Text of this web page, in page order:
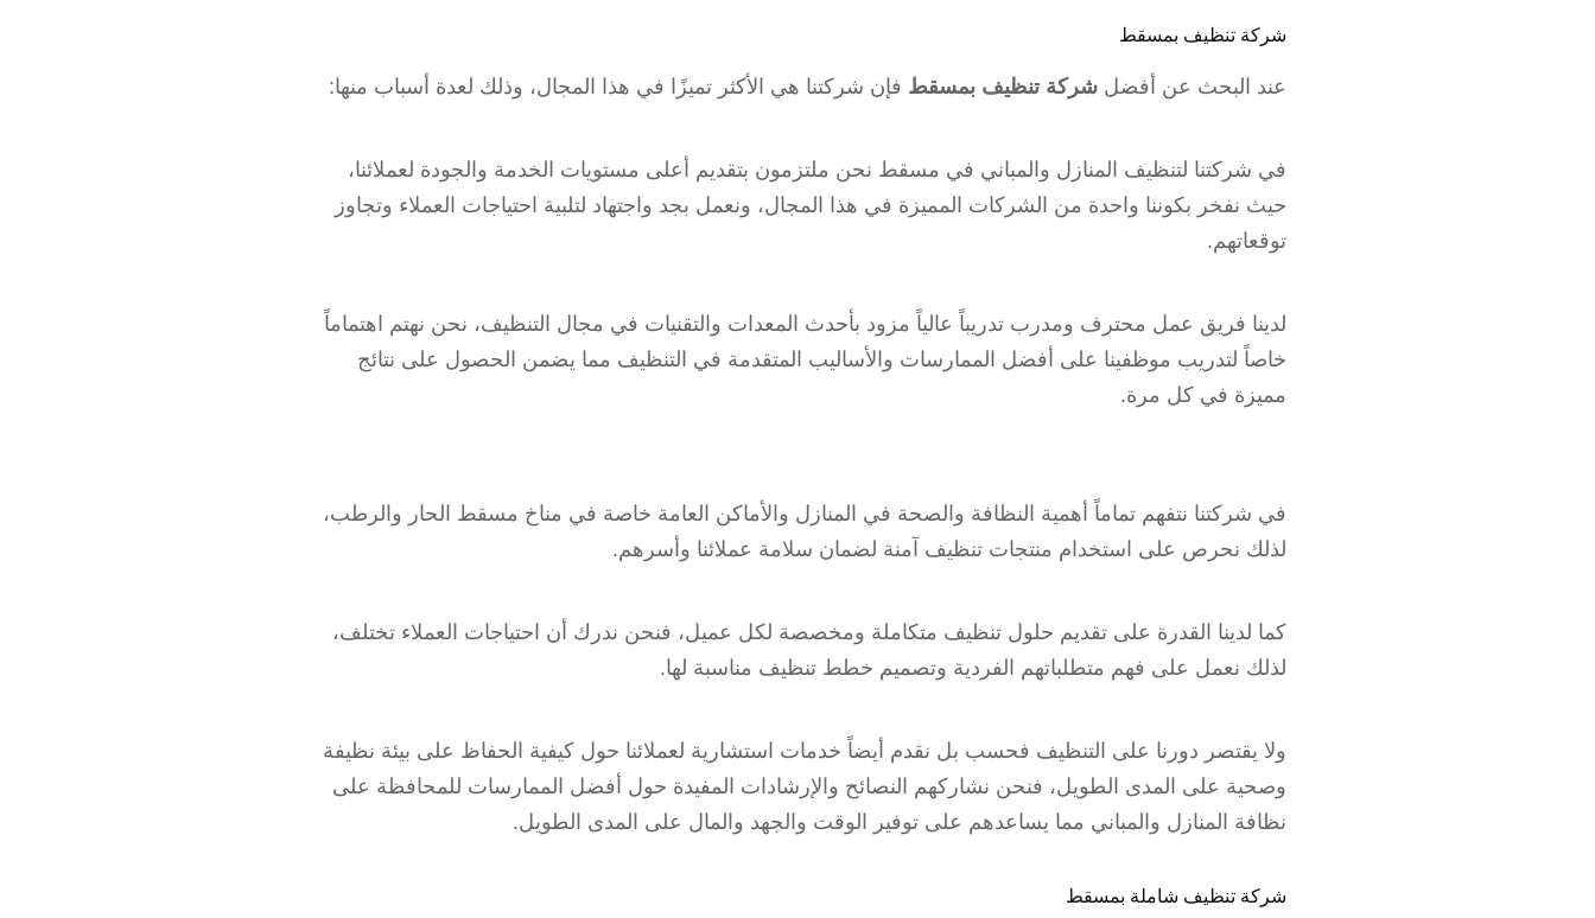
شركة تنظيف بمسقط
عند البحث عن أفضلشركة تنظيف بمسقط فإن شركتنا هي الأكثر تميزًا في هذا المجال، وذلك لعدة أسباب منها:
في شركتنا لتنظيف المنازل والمباني في مسقط نحن ملتزمون بتقديم أعلى مستويات الخدمة والجودة لعملائنا،
حيث نفخر بكوننا واحدة من الشركات المميزة في هذا المجال، ونعمل بجد واجتهاد لتلبية احتياجات العملاء وتجاوز
توقعاتهم.
لدينا فريق عمل محترف ومدرب تدريباً عالياً مزود بأحدث المعدات والتقنيات في مجال التنظيف، نحن نهتم اهتماماً
خاصاً لتدريب موظفينا على أفضل الممارسات والأساليب المتقدمة في التنظيف مما يضمن الحصول على نتائج
مميزة في كل مرة.
في شركتنا نتفهم تماماً أهمية النظافة والصحة في المنازل والأماكن العامة خاصة في مناخ مسقط الحار والرطب،
لذلك نحرص على استخدام منتجات تنظيف آمنة لضمان سلامة عملائنا وأسرهم.
كما لدينا القدرة على تقديم حلول تنظيف متكاملة ومخصصة لكل عميل، فنحن ندرك أن احتياجات العملاء تختلف،
لذلك نعمل على فهم متطلباتهم الفردية وتصميم خطط تنظيف مناسبة لها.
ولا يقتصر دورنا على التنظيف فحسب بل نقدم أيضاً خدمات استشارية لعملائنا حول كيفية الحفاظ على بيئة نظيفة
وصحية على المدى الطويل، فنحن نشاركهم النصائح والإرشادات المفيدة حول أفضل الممارسات للمحافظة على
نظافة المنازل والمباني مما يساعدهم على توفير الوقت والجهد والمال على المدى الطويل.
شركة تنظيف شاملة بمسقط